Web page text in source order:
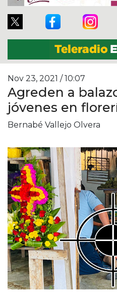
Nov 23, 2021 / 10:07
Agreden a
jóvenes en
Bernabé Vallejo Olvera